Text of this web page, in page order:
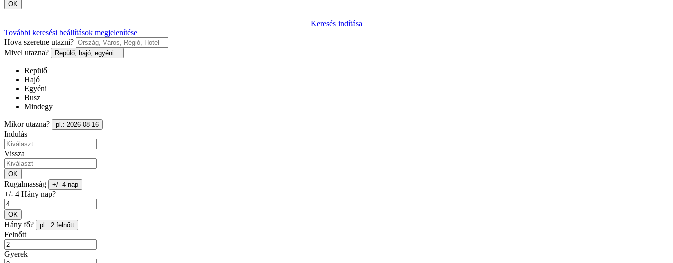
OK
Keresés indítása
További keresési beállítások megjelenítése
Hova szeretne utazni?
Mivel utazna?
Repülő, hajó, egyéni...
Repülő
Hajó
Egyéni
Busz
Mindegy
Mikor utazna? pl.: 2026-08-16
Indulás
Vissza
OK
Rugalmasság +/- 4 nap
+/- 4 Hány nap?
OK
Hány fő? pl.: 2 felnőtt
Felnőtt
Gyerek